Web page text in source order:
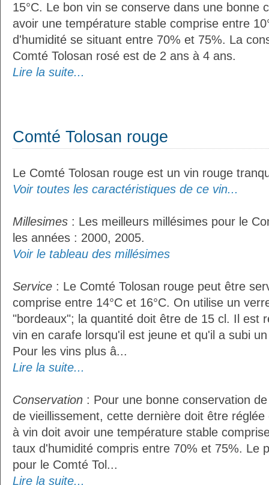
15°C. Le bon vin se conserve dans une bonne
avoir une température stable comprise entre
d'humidité se situant entre 70% et 75%. La
Comté Tolosan rosé est de 2 ans à 4 ans.
Lire la suite...
Comté Tolosan rouge
Le Comté Tolosan rouge est un vin rouge
Voir toutes les caractéristiques de ce vin...
Millesimes : Les meilleurs millésimes pour le
les années : 2000, 2005.
Voir le tableau des millésimes
Service : Le Comté Tolosan rouge peut être
comprise entre 14°C et 16°C. On utilise un
"bordeaux"; la quantité doit être de 15 cl. Il est
vin en carafe lorsqu'il est jeune et qu'il a subi
Pour les vins plus â...
Lire la suite...
Conservation : Pour une bonne conservation
de vieillissement, cette dernière doit être réglée
à vin doit avoir une température stable
taux d'humidité compris entre 70% et 75%. Le
pour le Comté Tol...
Lire la suite...